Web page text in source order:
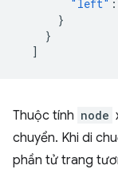
"left" :
}
}
]
Thuộc tính node
chuyển. Khi di
phần tử trang